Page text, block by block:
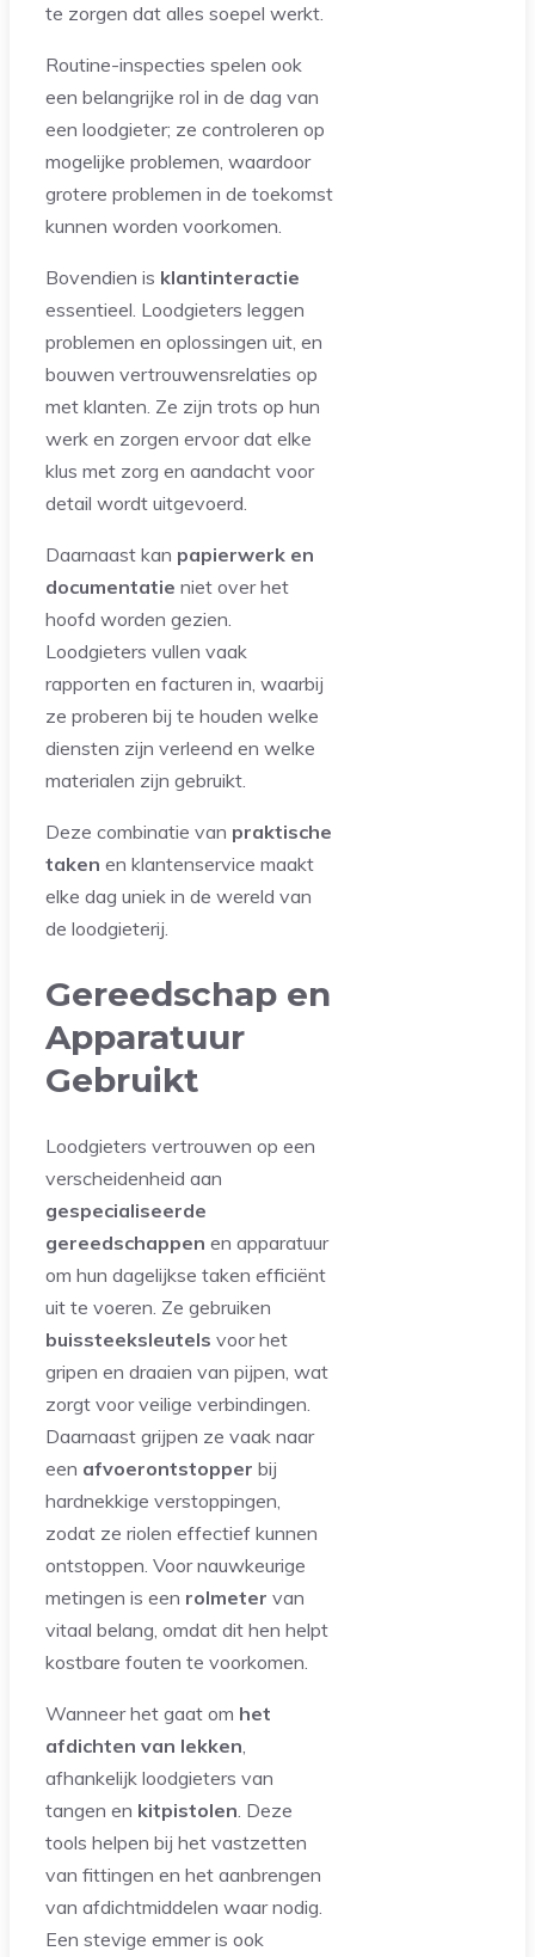
te zorgen dat alles soepel werkt.
Routine-inspecties spelen ook
een belangrijke rol in de dag van
een loodgieter; ze controleren op
mogelijke problemen, waardoor
grotere problemen in de toekomst
kunnen worden voorkomen.
Bovendien is klantinteractie
essentieel. Loodgieters leggen
problemen en oplossingen uit, en
bouwen vertrouwensrelaties op
met klanten. Ze zijn trots op hun
werk en zorgen ervoor dat elke
klus met zorg en aandacht voor
detail wordt uitgevoerd.
Daarnaast kan papierwerk en
documentatie niet over het
hoofd worden gezien.
Loodgieters vullen vaak
rapporten en facturen in, waarbij
ze proberen bij te houden welke
diensten zijn verleend en welke
materialen zijn gebruikt.
Deze combinatie van praktische
taken en klantenservice maakt
elke dag uniek in de wereld van
de loodgieterij.
Gereedschap en
Apparatuur
Gebruikt
Loodgieters vertrouwen op een
verscheidenheid aan
gespecialiseerde
gereedschappen en apparatuur
om hun dagelijkse taken efficiënt
uit te voeren. Ze gebruiken
buissteeksleutels voor het
gripen en draaien van pijpen, wat
zorgt voor veilige verbindingen.
Daarnaast grijpen ze vaak naar
een afvoerontstopper bij
hardnekkige verstoppingen,
zodat ze riolen effectief kunnen
ontstoppen. Voor nauwkeurige
metingen is een rolmeter van
vitaal belang, omdat dit hen helpt
kostbare fouten te voorkomen.
Wanneer het gaat om het
afdichten van lekken
afhankelijk loodgieters van
tangen en kitpistolen . Deze
tools helpen bij het vastzetten
van fittingen en het aanbrengen
van afdichtmiddelen waar nodig.
Een stevige emmer is ook